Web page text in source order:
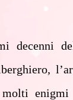
decenni
enigmi